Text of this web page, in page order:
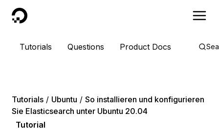
DigitalOcean
Tutorials Questions Product Docs
Tutorials Ubuntu
So installieren und konfigurieren
Sie Elasticsearch unter Ubuntu 20.04
Tutorial